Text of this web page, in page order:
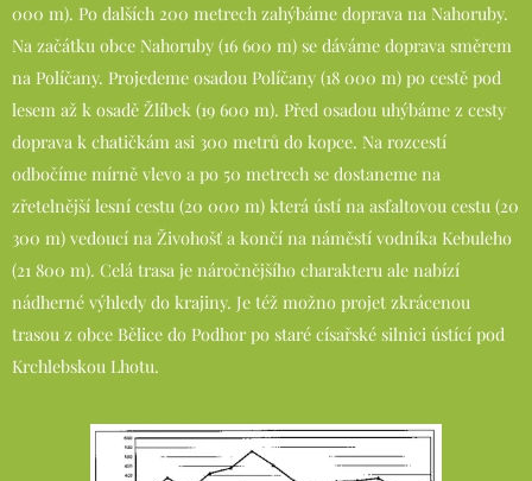
000 m). Po dalších 200 metrech zahýbáme doprava na Nahoruby.
Na začátku obce Nahoruby (16 600 m) se dáváme doprava směrem
na Políčany. Projedeme osadou Políčany (18 000 m) po cestě pod
lesem až k osadě Žlíbek (19 600 m). Před osadou uhýbáme z cesty
doprava k chatičkám asi 300 metrů do kopce. Na rozcestí
odbočíme mírně vlevo a po 50 metrech se dostaneme na
zřetelnější lesní cestu (20 000 m) která ústí na asfaltovou cestu (20
300 m) vedoucí na Živohošť a končí na náměstí vodníka Kebuleho
(21 800 m). Celá trasa je náročnějšího charakteru ale nabízí
nádherné výhledy do krajiny. Je též možno projet zkrácenou
trasou z obce Bělice do Podhor po staré císařské silnici ústící pod
Krchlebskou Lhotu.